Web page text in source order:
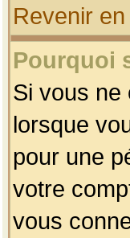
Revenir
Pourquoi
Si vous ne
lorsque
pour une
votre
vous